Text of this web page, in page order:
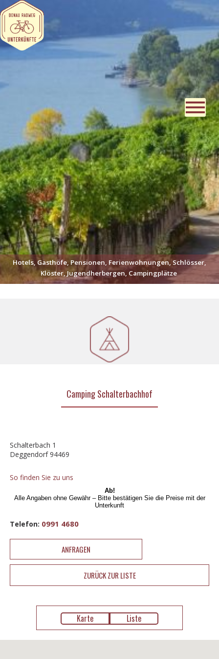
Hotels, Gasthöfe, Pensionen, Ferienwohnungen, Schlösser,
Klöster, Jugendherbergen, Campingplätze
Camping Schalterbachhof
Schalterbach 1
Deggendorf 94469
So finden Sie zu uns
Ab!
Alle Angaben ohne Gewähr – Bitte bestätigen Sie die Preise mit der
Unterkunft
Telefon: 0991 4680
ANFRAGEN
ZURÜCK ZUR LISTE
Karte Liste